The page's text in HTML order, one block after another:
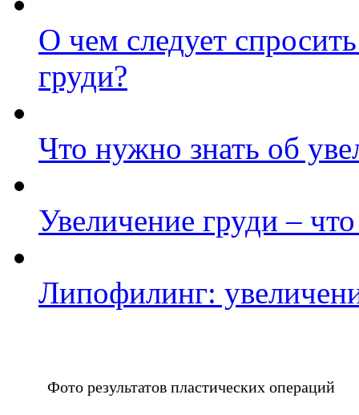
О чем следует
груди?
Что нужно знать об
Увеличение груди –
Липофилинг:
Фото результатов пластических операций